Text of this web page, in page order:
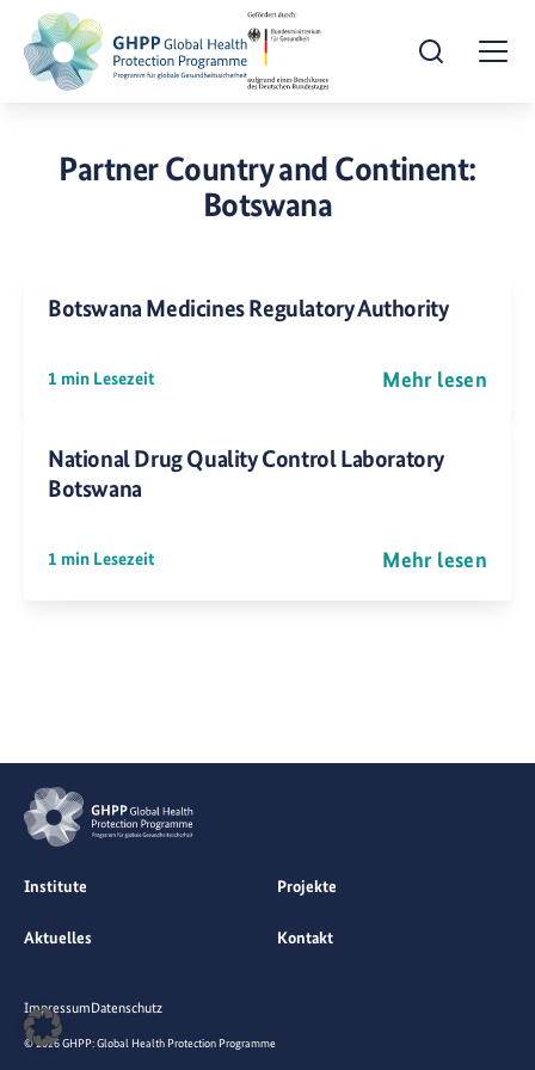
Suche öffnen
Partner Country and Continent:
Botswana
Botswana Medicines Regulatory Authority
1 min Lesezeit Mehr lesen
National Drug Quality Control Laboratory
Botswana
1 min Lesezeit Mehr lesen
Institute Projekte
Aktuelles Kontakt
© 2026 GHPP: Global Health Protection Programme
ImpressumDatenschutz